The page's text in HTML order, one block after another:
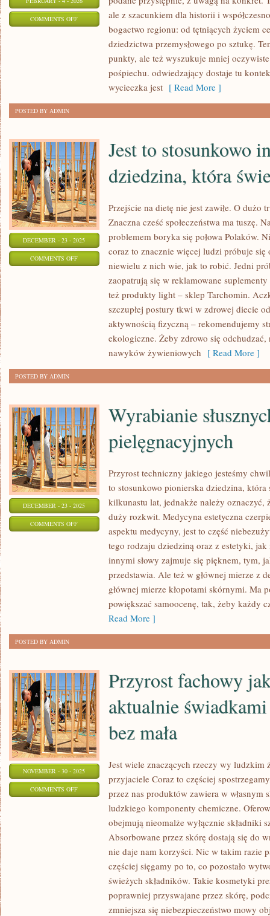
COMMENTS OFFON
ale z szacunkiem dla historii i
bogactwo regionu: od tętniących życiem
dziedzictwa przemysłowego po sztukę.
punkty, ale też wyszukuje mniej
pośpiechu. odwiedzający dostaje tu
wycieczka jest [ Read More ]
POSTED BY ADMIN
DECEMBER - 23 - 2025
COMMENTS OFFON
Jest to stosunkowo
dziedzina, która
Przejście na dietę nie jest zawiłe. O dużo
Znaczna cześć społeczeństwa ma tuszę.
problemem boryka się połowa Polaków.
coraz to znacznie więcej ludzi próbuje się
niewielu z nich wie, jak to robić. Jedni
zaopatrują się w reklamowane
też produkty light – sklep Tarchomin.
szczupłej postury tkwi w zdrowej diecie
aktywnością fizyczną – rekomendujemy
ekologiczne. Żeby zdrowo się
nawyków żywieniowych [ Read More ]
POSTED BY ADMIN
DECEMBER - 23 - 2025
COMMENTS OFFON
Wyrabianie
pielęgnacyjnych
Przyrost techniczny jakiego jesteśmy
to stosunkowo pionierska dziedzina,
kilkunastu lat, jednakże należy oznaczyć,
duży rozkwit. Medycyna estetyczna
aspektu medycyny, jest to część
tego rodzaju dziedziną oraz z estetyki,
innymi słowy zajmuje się pięknem, tym,
przedstawia. Ale też w głównej mierze z
głównej mierze kłopotami skórnymi. Ma
powiększać samoocenę, tak, żeby każdy
Read More ]
POSTED BY ADMIN
NOVEMBER - 30 - 2025
COMMENTS OFFON
PRZYROST
AKTUALNIE
ŚWIADKAMI
Przyrost fachowy
aktualnie
bez mała
Jest wiele znaczących rzeczy wy ludzkim
przyjaciele Coraz to częściej
przez nas produktów zawiera w własnym
ludzkiego komponenty chemiczne.
obejmują nieomalże wyłącznie składniki
Absorbowane przez skórę dostają się do
nie daje nam korzyści. Nic w takim razie
częściej sięgamy po to, co pozostało
świeżych składników. Takie kosmetyki
poprawniej przyswajane przez skórę,
zmniejsza się niebezpieczeństwo mowy